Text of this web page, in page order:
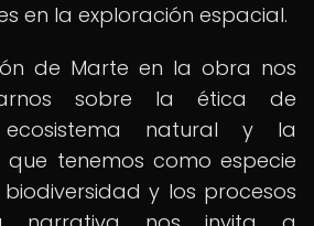
en la exploración espacial.
de Marte en la obra nos
sobre la ética de
natural y la
que tenemos como especie
y los procesos